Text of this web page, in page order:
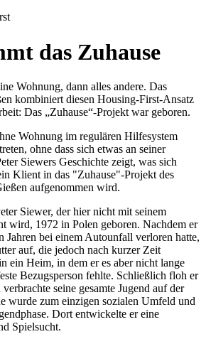
das Zuhause
Wohnung, dann alles andere. Das
kombiniert ­diesen Housing-First-Ansatz
Das „Zuhause“-Projekt war geboren.
Wohnung im regulären Hilfesystem
ohne dass sich etwas an seiner
Siewers Geschichte zeigt, was sich
Klient in das "Zuhause"-Projekt des
aufgenommen wird.
Siewer, der hier nicht mit seinem
wird, 1972 in Polen geboren. Nachdem er
Jahren bei einem Autounfall verloren hatte,
auf, die jedoch nach kurzer Zeit
ein Heim, in dem er es aber nicht lange
Bezugsperson fehlte. Schließlich floh er
seine gesamte Jugend auf der
wurde zum einzigen sozialen Umfeld und
Dort entwickelte er eine
Spielsucht.